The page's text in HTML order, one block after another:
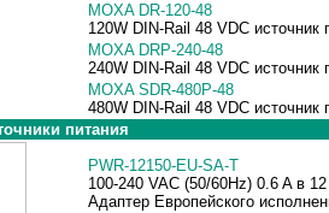
MOXA DR-120-48
120W DIN-Rail 48 VDC источник
MOXA DRP-240-48
240W DIN-Rail 48 VDC источник
MOXA SDR-480P-48
480W DIN-Rail 48 VDC источник
питания
PWR-12150-EU-SA-T
100-240 VAC (50/60Hz) 0.6 A в
Адаптер Европейского